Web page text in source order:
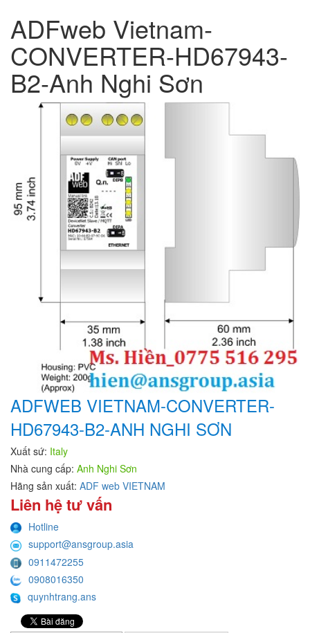
ADFweb Vietnam-
CONVERTER-HD67943-
B2-Anh Nghi Sơn
ADFWEB VIETNAM-CONVERTER-
HD67943-B2-ANH NGHI SƠN
Xuất sứ: Italy
Nhà cung cấp: Anh Nghi Sơn
Hãng sản xuất: ADF web VIETNAM
Liên hệ tư vấn
Hotline
support@ansgroup.asia
0911472255
0908016350
quynhtrang.ans